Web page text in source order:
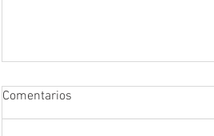
Comentarios